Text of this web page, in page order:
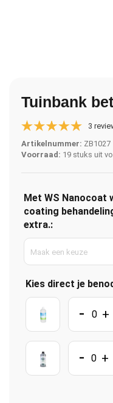
Tuinbank
3
Artikelnummer: ZB1027
Voorraad: 19 stuks uit
Met WS
coating
extra.:
Maak een keuze
Kies direct je
- +
- +